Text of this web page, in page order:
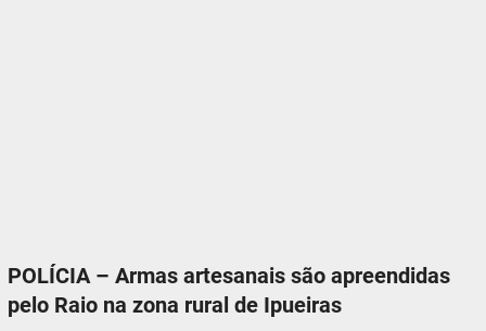
POLÍCIA – Armas artesanais são apreendidas
pelo Raio na zona rural de Ipueiras